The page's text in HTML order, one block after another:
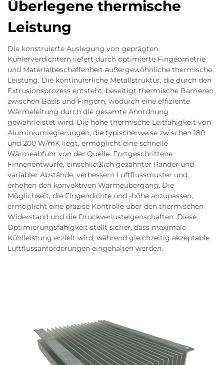
Überlegene thermische
Leistung
Die konstruierte Auslegung von geprägten
Kühlerverdichtern liefert durch optimierte Fingéometrie
und Materialbeschaffenheit außergewöhnliche thermische
Leistung. Die kontinuierliche Metallstruktur, die durch den
Extrusionsprozess entsteht, beseitigt thermische Barrieren
zwischen Basis und Fingern, wodurch eine effiziente
Wärmeleitung durch die gesamte Anordnung
gewährleistet wird. Die hohe thermische Leitfähigkeit von
Aluminiumlegierungen, die typischerweise zwischen 180
und 200 W/mK liegt, ermöglicht eine schnelle
Wärmeabfuhr von der Quelle. Fortgeschrittene
Finnenentwürfe, einschließlich gezahnter Ränder und
variabler Abstände, verbessern Luftflussmuster und
erhöhen den konvektiven Wärmeübergang. Die
Möglichkeit, die Fingendichte und -höhe anzupassen,
ermöglicht eine präzise Kontrolle über den thermischen
Widerstand und die Druckverlusteigenschaften. Diese
Optimierungsfähigkeit stellt sicher, dass maximale
Kühlleistung erzielt wird, während gleichzeitig akzeptable
Luftflussanforderungen eingehalten werden.